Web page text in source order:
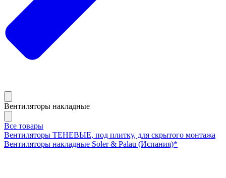
Вентиляторы накладные
Все товары
Вентиляторы ТЕНЕВЫЕ, под плитку, для скрытого монтажа
Вентиляторы накладные Soler & Palau (Испания)*